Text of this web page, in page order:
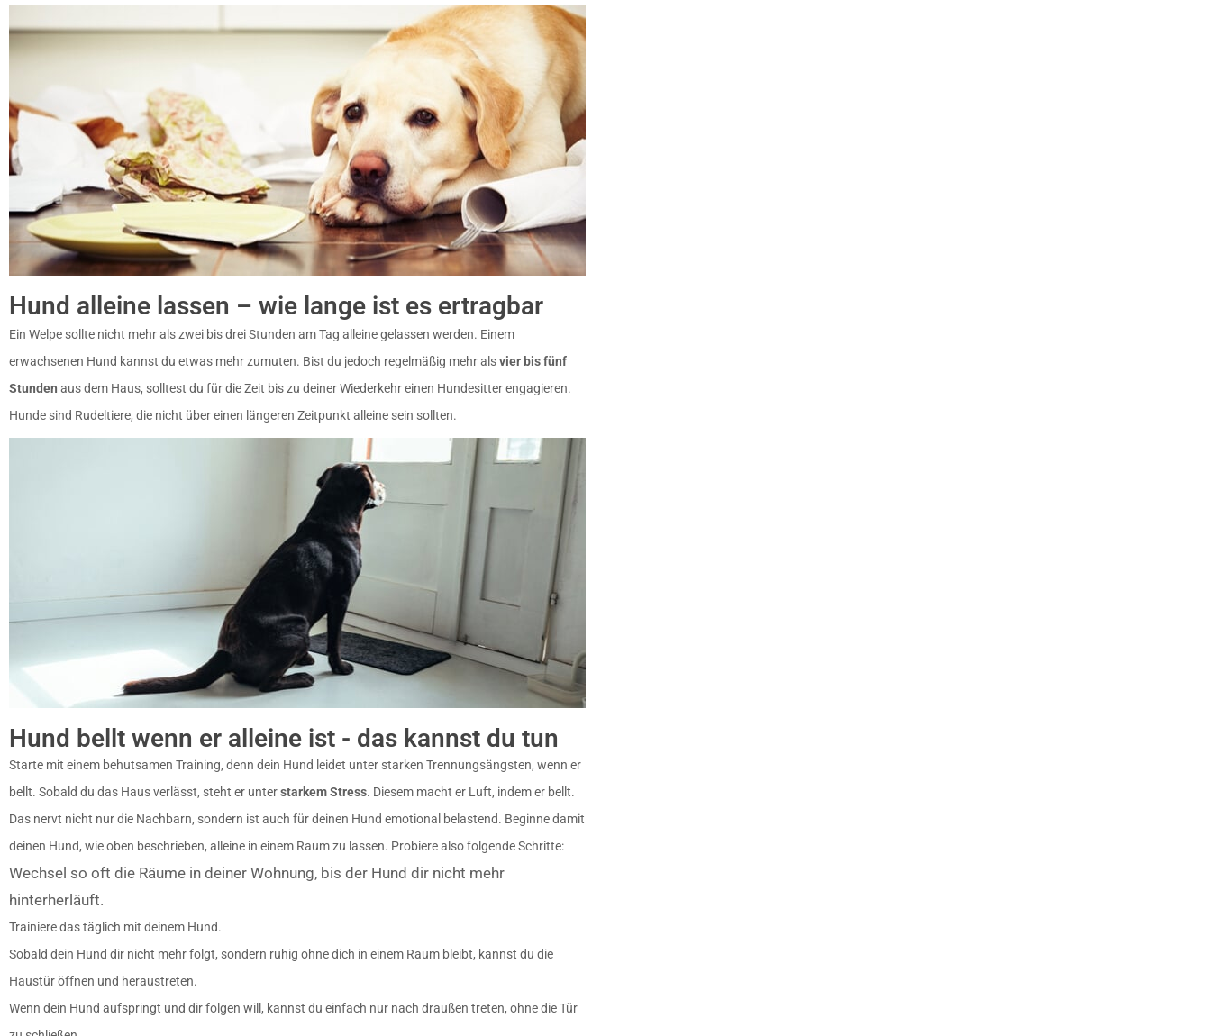
Hund alleine lassen – wie lange ist es ertragbar
Ein Welpe sollte nicht mehr als zwei bis drei Stunden am Tag alleine gelassen werden. Einem
erwachsenen Hund kannst du etwas mehr zumuten. Bist du jedoch regelmäßig mehr alsvier bis fünf
Stunden aus dem Haus, solltest du für die Zeit bis zu deiner Wiederkehr einen Hundesitter engagieren.
Hunde sind Rudeltiere, die nicht über einen längeren Zeitpunkt alleine sein sollten.
Hund bellt wenn er alleine ist - das kannst du tun
Starte mit einem behutsamen Training, denn dein Hund leidet unter starken Trennungsängsten, wenn er
bellt. Sobald du das Haus verlässt, steht er unterstarkem Stress. Diesem macht er Luft, indem er bellt.
Das nervt nicht nur die Nachbarn, sondern ist auch für deinen Hund emotional belastend. Beginne damit
deinen Hund, wie oben beschrieben, alleine in einem Raum zu lassen. Probiere also folgende Schritte:
Wechsel so oft die Räume in deiner Wohnung, bis der Hund dir nicht mehr
hinterherläuft.
Trainiere das täglich mit deinem Hund.
Sobald dein Hund dir nicht mehr folgt, sondern ruhig ohne dich in einem Raum bleibt, kannst du die
Haustür öffnen und heraustreten.
Wenn dein Hund aufspringt und dir folgen will, kannst du einfach nur nach draußen treten, ohne die Tür